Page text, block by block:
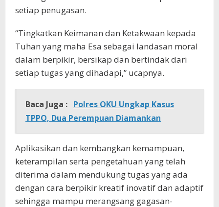
setiap penugasan.
“Tingkatkan Keimanan dan Ketakwaan kepada
Tuhan yang maha Esa sebagai landasan moral
dalam berpikir, bersikap dan bertindak dari
setiap tugas yang dihadapi,” ucapnya.
Baca Juga : Polres OKU Ungkap Kasus
TPPO, Dua Perempuan Diamankan
Aplikasikan dan kembangkan kemampuan,
keterampilan serta pengetahuan yang telah
diterima dalam mendukung tugas yang ada
dengan cara berpikir kreatif inovatif dan adaptif
sehingga mampu merangsang gagasan-